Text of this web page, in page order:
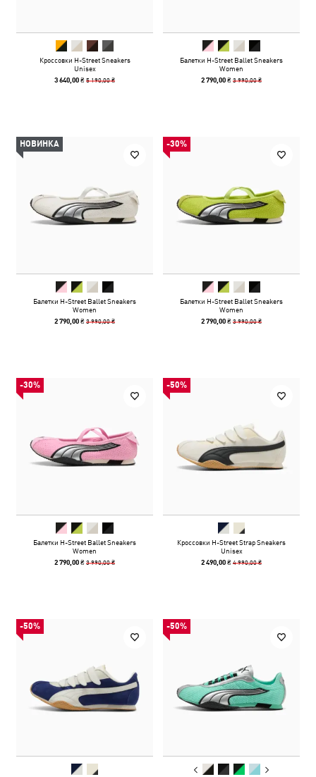
Кроссовки H-Street Sneakers
Unisex
3 640,00 ₴5 190,00 ₴
Балетки H-Street Ballet Sneakers
Women
2 790,00 ₴3 990,00 ₴
НОВИНКА
Балетки H-Street Ballet Sneakers
Women
2 790,00 ₴3 990,00 ₴
-30%
Балетки H-Street Ballet Sneakers
Women
2 790,00 ₴3 990,00 ₴
-30%
Балетки H-Street Ballet Sneakers
Women
2 790,00 ₴3 990,00 ₴
-50%
Кроссовки H-Street Strap Sneakers
Unisex
2 490,00 ₴4 990,00 ₴
-50% -50%